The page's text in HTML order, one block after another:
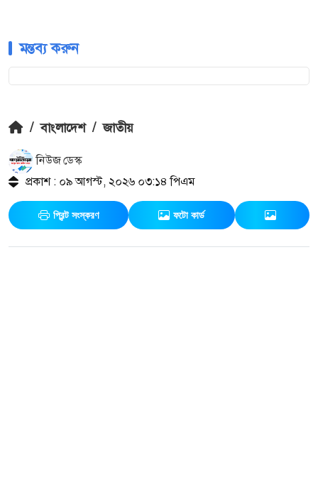
মন্তব্য করুন
/ বাংলাদেশ / জাতীয়
নিউজ ডেস্ক
প্রকাশ : ০৯ আগস্ট, ২০২৬ ০৩:১৪ পিএম
প্রিন্ট সংস্করণ ফটো কার্ড